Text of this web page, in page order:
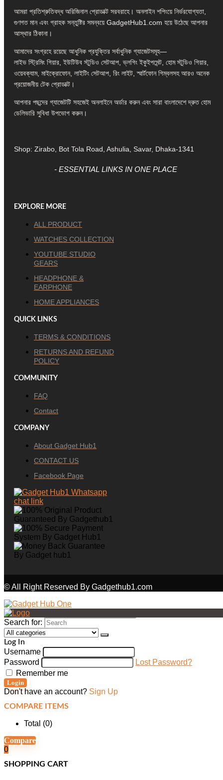
আমরা প্রতিশ্রুতিবদ্ধ অরিজিনাল প্রোডাক্ট সরবরাহে। অনলাইন শপিংয়ে নির্ভরযোগ্যতা,
গুণগত মান এবং গ্রাহক সন্তুষ্টির সমন্বয়ে GadgetHub1.com হয়ে উঠেছে আপনার
আস্থার ঠিকানা।
আমাদের সংগ্রহে রয়েছে আধুনিক প্রযুক্তির সর্বাধুনিক গ্যাজেটসমূহ—
লাইভ স্ট্রিমিং গিয়ার, ইউটিউব স্টুডিও সেটআপ, ভ্লগিং ইকুইপমেন্ট, হোম স্টুডিও গিয়ার,
ওয়েবক্যাম, মাইক্রোফোন, লাইটিং সেটআপ, রিং লাইট, স্মার্টফোন গিম্বলসহ আরও অনেক
প্রয়োজনীয় টেক প্রোডাক্ট।
আপনার পছন্দের গ্যাজেটটি সহজেই অনলাইনে অর্ডার করুন এবং সারা বাংলাদেশে দ্রুত হোম
ডেলিভারি সুবিধা উপভোগ করুন।
Shop: Zirabo, Bot Tola Road, Ashulia, Savar, Dhaka-1341
- ESSENTIAL LINKS IN ONE PLACE
EXPLORE MORE
ALL PRODUCT
WATCHES COLLECTION
YOUTUBE STUDIO
GEARS
HEADPHONE &
EARPHONE
HOME APPLIANCES
QUICK LINKS
TERMS & CONDITIONS
RETURNS AND REFUND
POLICY
COMMUNITY
FAQ
Contact
COMPANY
About Gadget Hub1
CONTACT US
Facebook Page
© All Right Reserved By Gadgethub1.com
Search for:
Log In
Username
Password
Lost Password?
Remember me
Login
Don't have an account? Sign Up
COMPARE ITEMS
Total (0)
Compare
0
SHOPPING CART